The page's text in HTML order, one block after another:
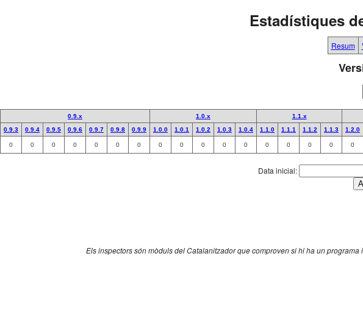
Estadístiques
Resum
0.9.x 1.0.x 1.1.x
0.9.3
0.9.4 0.9.5 0.9.6 0.9.7 0.9.8 0.9.9 1.0.0 1.0.1 1.0.2 1.0.3 1.0.4 1.1.0 1.1.1 1.1.2 1.1.3 1.2.0
0 0 0 0 0 0 0 0 0 0 0 0 0 0 0 0 0
Data inicial:
Els inspectors són mòduls del Catalanitzador que comproven si hi ha un